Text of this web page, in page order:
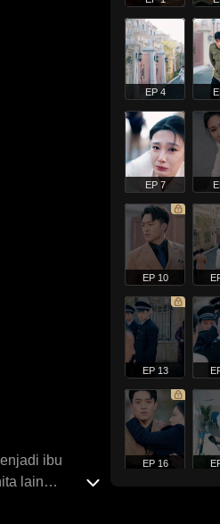
ibu
lain
EP 4
EP 7
EP 10
EP 13
EP 16